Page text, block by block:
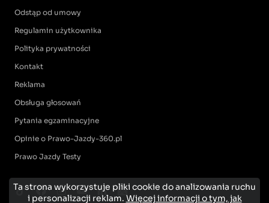
Odstąp od umowy
Regulamin użytkownika
Polityka prywatności
Kontakt
Reklama
Obsługa głosowań
Pytania egzaminacyjne
Opinie o Prawo-Jazdy-360.pl
Prawo Jazdy Testy
Ta strona wykorzystuje pliki cookie do analizowania ruchu
i personalizacji reklam. Więcej informacji o tym, jak